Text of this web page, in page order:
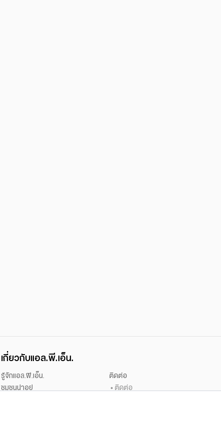
เกี่ยวกับแอล.พี.เอ็น.
รู้จักแอล.พี.เอ็น.
ชุมชนน่าอยู่
ติดต่อ
ติดต่อ